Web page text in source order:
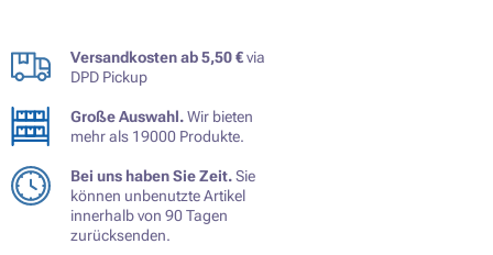
Versandkosten ab 5,50 €via
DPD Pickup
Große Auswahl.Wir bieten
mehr als 19000 Produkte.
Bei uns haben Sie Zeit.Sie
können unbenutzte Artikel
innerhalb von 90 Tagen
zurücksenden.